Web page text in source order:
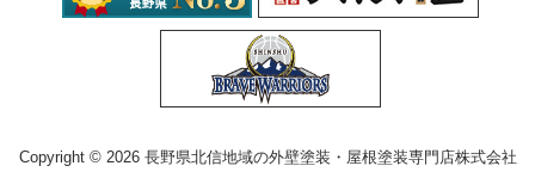
Copyright © 2026 長野県北信地域の外壁塗装・屋根塗装専門店株式会社